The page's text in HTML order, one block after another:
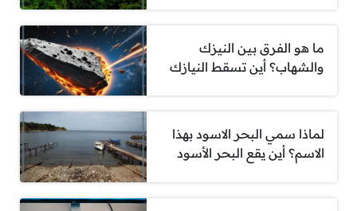
ما هو الفرق بين النيزك
والشهاب؟ أين تسقط النيازك
لماذا سمي البحر الاسود بهذا
الاسم؟ أين يقع البحر الأسود